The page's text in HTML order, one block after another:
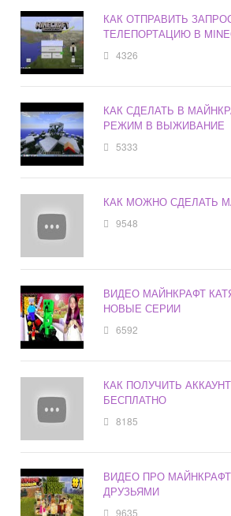
КАК ОТПРАВИТЬ
ТЕЛЕПОРТАЦИЮ В
4326
КАК СДЕЛАТЬ В
РЕЖИМ В ВЫЖИВАНИЕ
5333
КАК МОЖНО СДЕЛАТЬ
9548
ВИДЕО МАЙНКРАФТ
НОВЫЕ СЕРИИ
6592
КАК ПОЛУЧИТЬ
БЕСПЛАТНО
8185
ВИДЕО ПРО
ДРУЗЬЯМИ
9635